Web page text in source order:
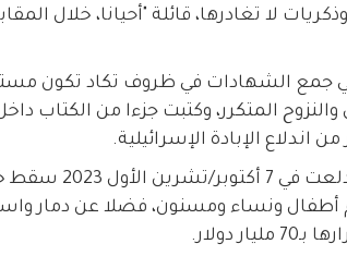
لا تغادرها، قائلة "أحيانا، خلال
جمع الشهادات في ظروف تكاد تكون
المتكرر، وكتبت جزءا من الكتاب
أطفال ونساء ومسنون، فضلا عن دمار
دولار.